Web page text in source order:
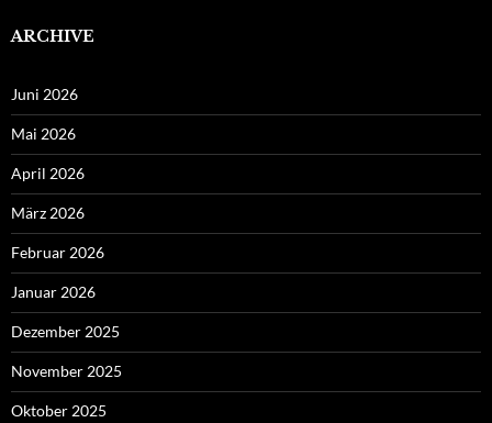
ARCHIVE
Juni 2026
Mai 2026
April 2026
März 2026
Februar 2026
Januar 2026
Dezember 2025
November 2025
Oktober 2025